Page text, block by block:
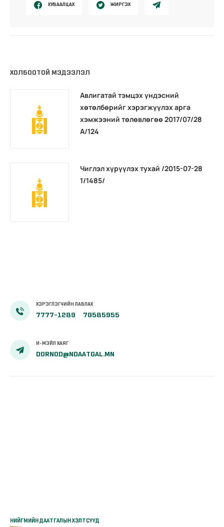
ХУВААЛЦАХ ЖИРГЭХ
ХОЛБООТОЙ МЭДЭЭЛЭЛ
Авлигатай тэмцэх үндэсний
хөтөлбөрийг хэрэгжүүлэх арга
хэмжээний төлөвлөгөө 2017/07/28
А/124
Чиглэл хүрүүлэх тухай /2015-07-28
1/1485/
ХЭРЭГЛЭГЧИЙН ЛАВЛАХ
7777-1289 70585955
И-МЭЙЛ ХАЯГ
DORNOD@NDAATGAL.MN
НИЙГМИЙН ДААТГАЛЫН ХЭЛТСҮҮД